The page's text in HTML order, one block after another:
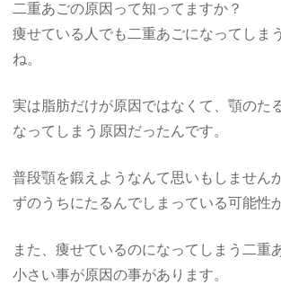
二重あごの原因って知ってますか？
痩せている人でも二重あごになってしま
ね。
実は脂肪だけが原因ではなくて、顎のた
なってしまう原因だったんです。
普段顎を鍛えようなんて思いもしません
ずのうちにたるんでしまっている可能性
また、痩せているのになってしまう二重
小さい事が原因の事があります。